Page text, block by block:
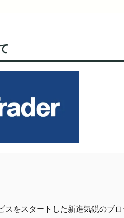
スをスタートした新進気鋭のブロ